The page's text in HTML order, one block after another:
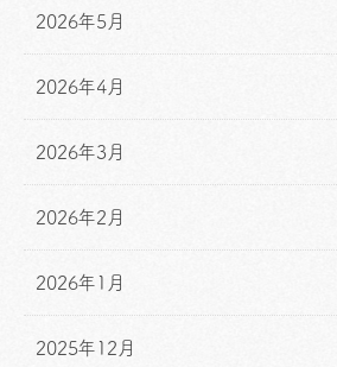
2026年5月
2026年4月
2026年3月
2026年2月
2026年1月
2025年12月